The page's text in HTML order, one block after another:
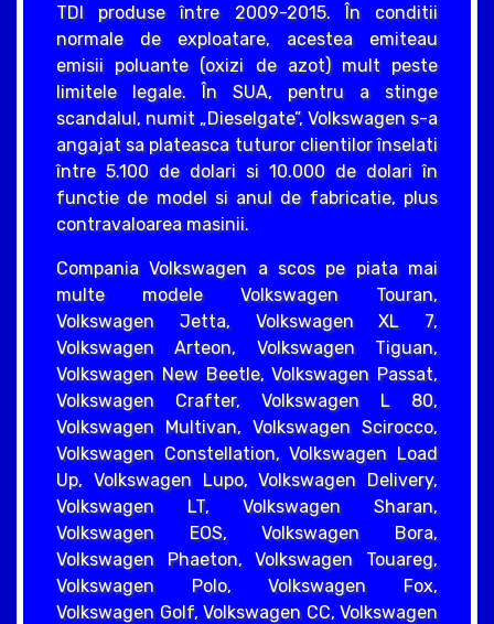
TDI produse între 2009-2015. În conditii
normale de exploatare, acestea emiteau
emisii poluante (oxizi de azot) mult peste
limitele legale. În SUA, pentru a stinge
scandalul, numit „Dieselgate”, Volkswagen s-a
angajat sa plateasca tuturor clientilor înselati
între 5.100 de dolari si 10.000 de dolari în
functie de model si anul de fabricatie, plus
contravaloarea masinii.
Compania Volkswagen a scos pe piata mai
multe modele Volkswagen Touran,
Volkswagen Jetta, Volkswagen XL 7,
Volkswagen Arteon, Volkswagen Tiguan,
Volkswagen New Beetle, Volkswagen Passat,
Volkswagen Crafter, Volkswagen L 80,
Volkswagen Multivan, Volkswagen Scirocco,
Volkswagen Constellation, Volkswagen Load
Up, Volkswagen Lupo, Volkswagen Delivery,
Volkswagen LT, Volkswagen Sharan,
Volkswagen EOS, Volkswagen Bora,
Volkswagen Phaeton, Volkswagen Touareg,
Volkswagen Polo, Volkswagen Fox,
Volkswagen Golf, Volkswagen CC, Volkswagen